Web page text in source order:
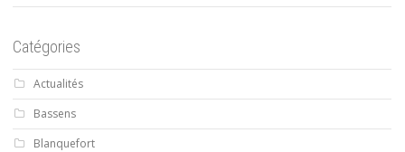
Catégories
Actualités
Bassens
Blanquefort